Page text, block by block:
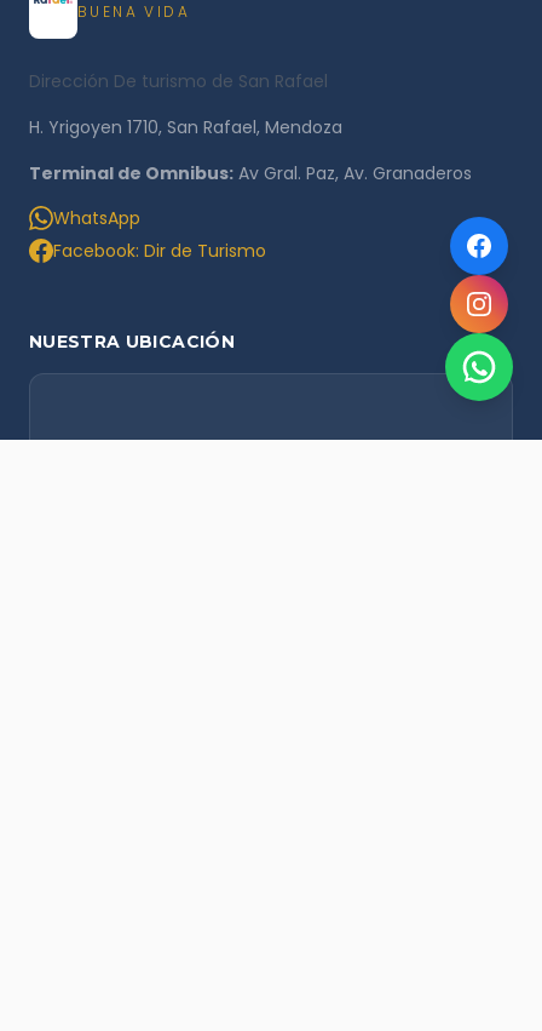
BUENA VIDA
Dirección De turismo de San Rafael
H. Yrigoyen 1710, San Rafael, Mendoza
Terminal de Omnibus: Av Gral. Paz, Av. Granaderos
WhatsApp
Facebook: Dir de Turismo
NUESTRA UBICACIÓN